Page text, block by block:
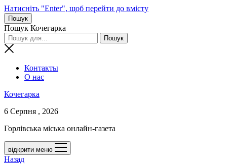
Натисніть "Enter", щоб перейти до вмісту
Пошук
Пошук Кочегарка
Контакты
О нас
Кочегарка
6 Серпня , 2026
Горлівська міська онлайн-газета
відкрити меню
Назад